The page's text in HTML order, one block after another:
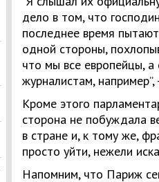
дело в том, что
последнее время
одной стороны,
что мы все европейцы,
журналистам,
Кроме этого
сторона не побуждала
в стране и, к тому же,
просто уйти, нежели
Напомним, что Париж